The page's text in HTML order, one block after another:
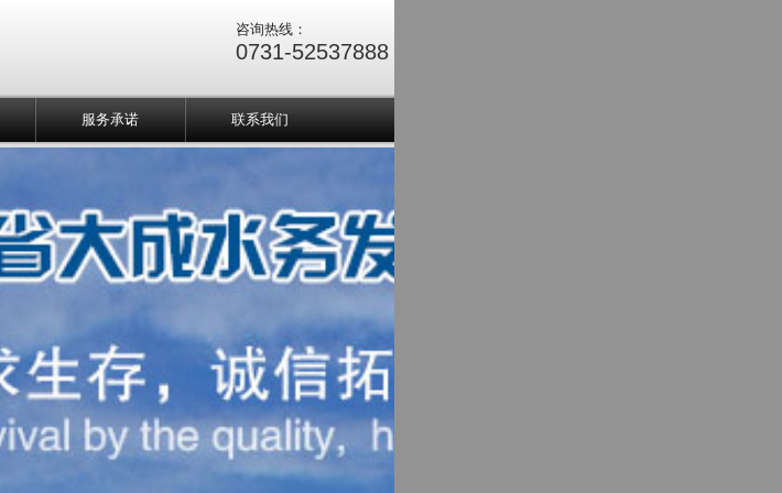
咨询热线：
0731-52537888
服务承诺 联系我们